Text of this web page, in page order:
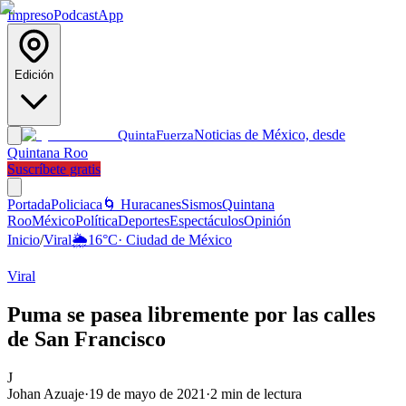
ImpresoPodcastApp
Edición
QuintaFuerzaNoticias de México, desde
Quintana Roo
Suscríbete gratis
PortadaPoliciaca 🌀 HuracanesSismosQuintana
RooMéxicoPolíticaDeportesEspectáculosOpinión
Inicio/Viral🌦️16°C· Ciudad de México
Viral
Puma se pasea libremente por las calles
de San Francisco
J
Johan Azuaje·19 de mayo de 2021 ·2 min de lectura